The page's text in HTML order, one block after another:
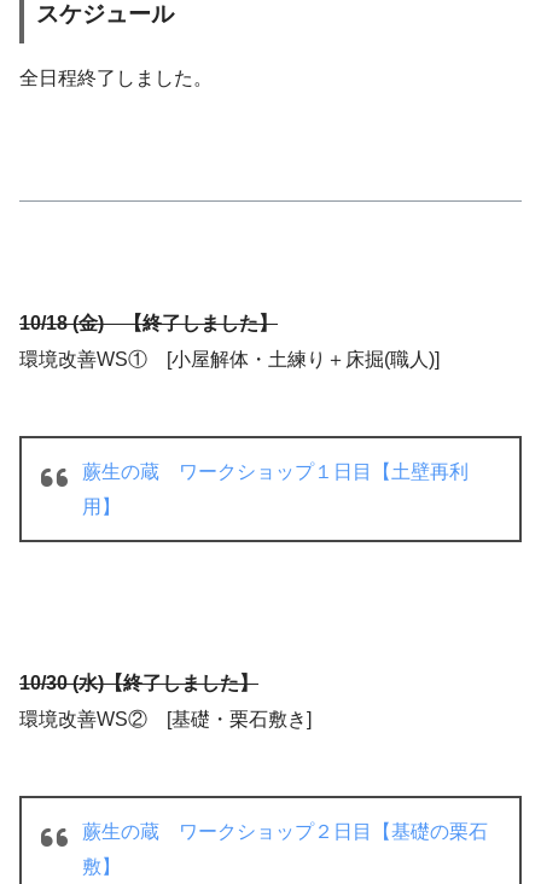
スケジュール
全日程終了しました。
10/18 (金) 【終了しました】
環境改善WS① [小屋解体・土練り＋床掘(職人)]
蕨生の蔵 ワークショップ１日目【土壁再利
用】
10/30 (水)【終了しました】
環境改善WS② [基礎・栗石敷き]
蕨生の蔵 ワークショップ２日目【基礎の栗石
敷】